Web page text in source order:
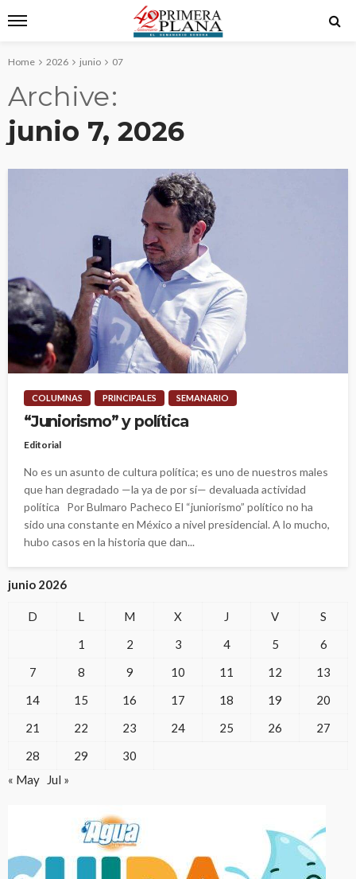
Home 2026 junio 07
Archive
junio 7, 2026
COLUMNAS PRINCIPALES SEMANARIO
“Juniorismo” y política
Editorial
No es un asunto de cultura política; es uno de nuestros males
que han degradado —la ya de por sí— devaluada actividad
política Por Bulmaro Pacheco El “juniorismo” político no ha
sido una constante en México a nivel presidencial. A lo mucho,
hubo casos en la historia que dan...
junio 2026
D L M X J V
S
1
2 3 4 5
6
7
8 9 10 11 12
13
14
15 16 17 18 19
20
21
22 23 24 25 26
27
28
29
30
« May
Jul »